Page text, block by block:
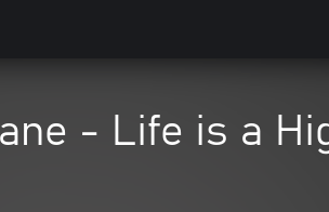
- Life is a